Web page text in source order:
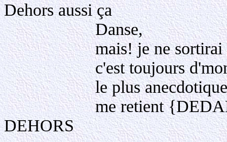
Dehors aussi ça
Danse,
mais! je ne sortirai
c'est toujours d'mon
le plus anecdotique
me retient
DEHORS